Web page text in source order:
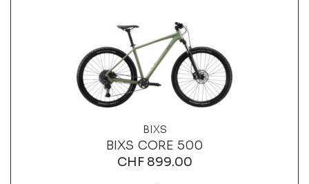
BIXS
BIXS CORE 500
CHF899.00